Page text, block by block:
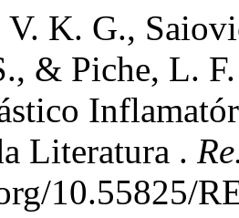
V. K. G.,
& Piche, L.
Literatura .
10.55825/